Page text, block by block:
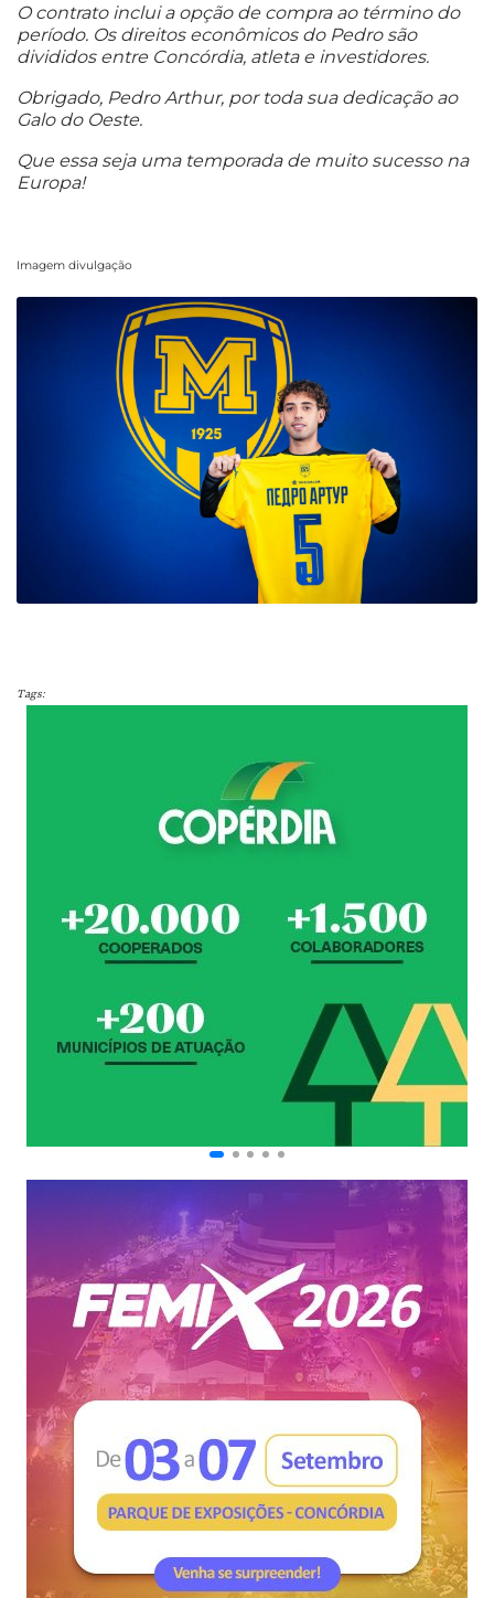
O contrato inclui a opção de compra ao término do
período. Os direitos econômicos do Pedro são
divididos entre Concórdia, atleta e investidores.
Obrigado, Pedro Arthur, por toda sua dedicação ao
Galo do Oeste.
Que essa seja uma temporada de muito sucesso na
Europa!
Imagem divulgação
Tags: